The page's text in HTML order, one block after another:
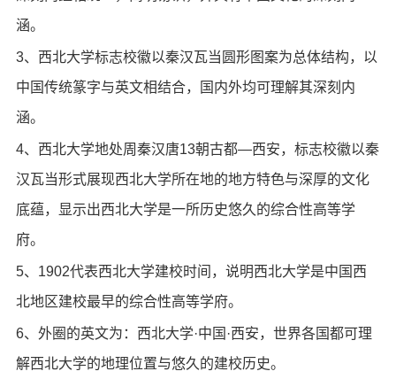
涵。
3、西北大学标志校徽以秦汉瓦当圆形图案为总体结构，以
中国传统篆字与英文相结合，国内外均可理解其深刻内
涵。
4、西北大学地处周秦汉唐13朝古都—西安，标志校徽以秦
汉瓦当形式展现西北大学所在地的地方特色与深厚的文化
底蕴，显示出西北大学是一所历史悠久的综合性高等学
府。
5、1902代表西北大学建校时间，说明西北大学是中国西
北地区建校最早的综合性高等学府。
6、外圈的英文为：西北大学·中国·西安，世界各国都可理
解西北大学的地理位置与悠久的建校历史。